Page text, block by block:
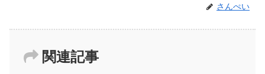
さんぺい
関連記事